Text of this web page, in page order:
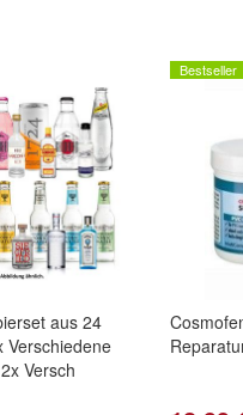
aus 24
Verschiedene
Versch
Bestseller